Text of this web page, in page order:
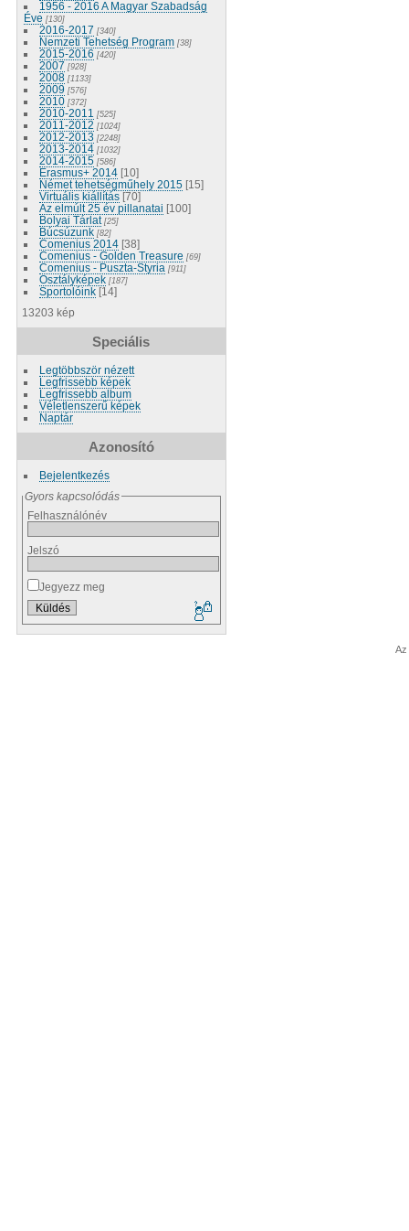
1956 - 2016 A Magyar Szabadság
Éve [130]
2016-2017 [340]
Nemzeti Tehetség Program [38]
2015-2016 [420]
2007 [928]
2008 [1133]
2009 [576]
2010 [372]
2010-2011 [525]
2011-2012 [1024]
2012-2013 [2248]
2013-2014 [1032]
2014-2015 [586]
Erasmus+ 2014 [10]
Német tehetségműhely 2015 [15]
Virtuális kiállítás [70]
Az elmúlt 25 év pillanatai [100]
Bolyai Tárlat [25]
Búcsúzunk [82]
Comenius 2014 [38]
Comenius - Golden Treasure [69]
Comenius - Puszta-Styria [911]
Osztályképek [187]
Sportolóink [14]
13203 kép
Speciális
Legtöbbször nézett
Legfrissebb képek
Legfrissebb album
Véletlenszerű képek
Naptár
Azonosító
Bejelentkezés
Gyors kapcsolódás
Felhasználónév
Jelszó
Jegyezz meg
Az